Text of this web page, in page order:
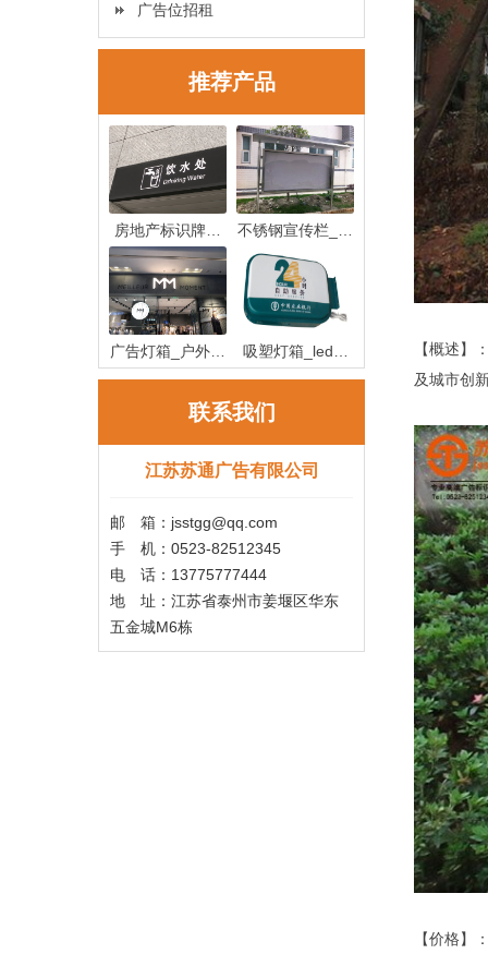
广告位招租
推荐产品
房地产标识牌制
作_房地产
不锈钢宣传栏_不
锈钢宣传
广告灯箱_户外广
告灯箱
吸塑灯箱_led吸
塑灯箱制作
联系我们
江苏苏通广告有限公司
邮 箱：jsstgg@qq.com
手 机：0523-82512345
电 话：13775777444
地 址：江苏省泰州市姜堰区华东
五金城M6栋
【概述】
及城市创
【价格】